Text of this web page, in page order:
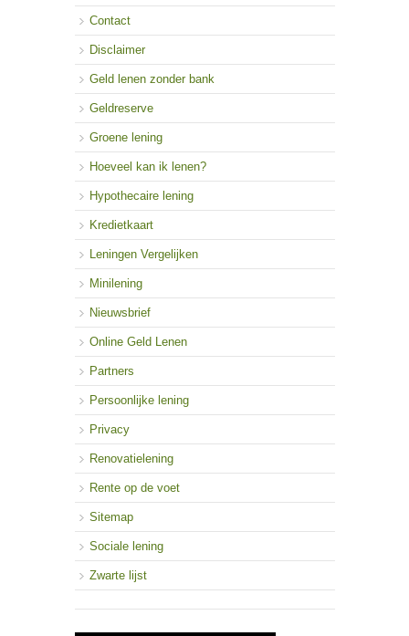
Contact
Disclaimer
Geld lenen zonder bank
Geldreserve
Groene lening
Hoeveel kan ik lenen?
Hypothecaire lening
Kredietkaart
Leningen Vergelijken
Minilening
Nieuwsbrief
Online Geld Lenen
Partners
Persoonlijke lening
Privacy
Renovatielening
Rente op de voet
Sitemap
Sociale lening
Zwarte lijst